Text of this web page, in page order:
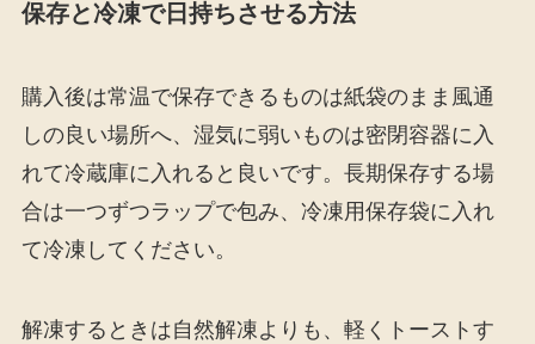
保存と冷凍で日持ちさせる方法
購入後は常温で保存できるものは紙袋のまま風通
しの良い場所へ、湿気に弱いものは密閉容器に入
れて冷蔵庫に入れると良いです。長期保存する場
合は一つずつラップで包み、冷凍用保存袋に入れ
て冷凍してください。
解凍するときは自然解凍よりも、軽くトーストす